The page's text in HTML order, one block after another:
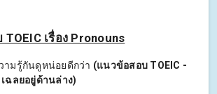
เรื่อง Pronouns
ามรู้กันดูหน่อยดีกว่า (แนวข้อสอบ TOEIC -
ฉลยอยู่ด้านล่าง)